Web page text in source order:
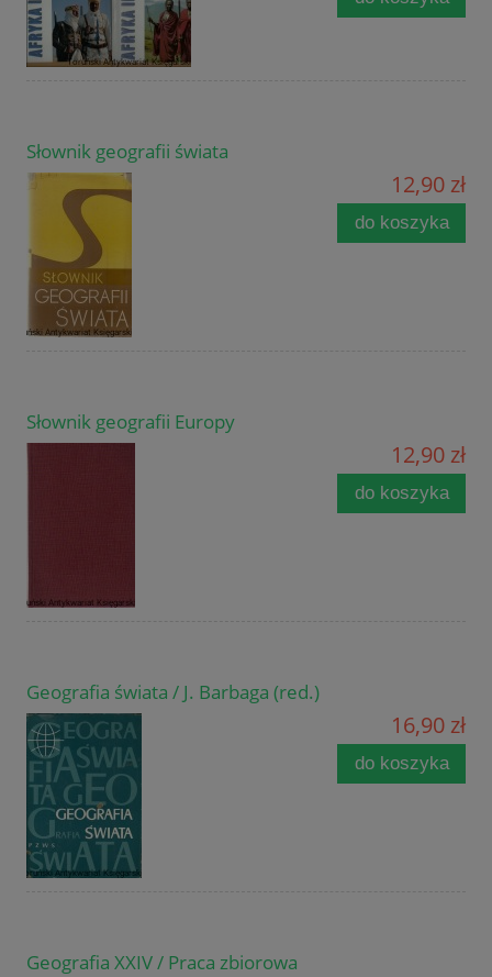
Słownik geografii świata
12,90 zł
do koszyka
Słownik geografii Europy
12,90 zł
do koszyka
Geografia świata / J. Barbaga (red.)
16,90 zł
do koszyka
Geografia XXIV / Praca zbiorowa